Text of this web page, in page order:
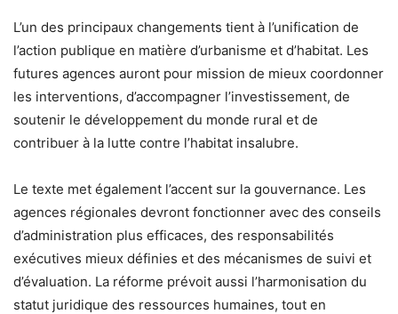
L’un des principaux changements tient à l’unification de
l’action publique en matière d’urbanisme et d’habitat. Les
futures agences auront pour mission de mieux coordonner
les interventions, d’accompagner l’investissement, de
soutenir le développement du monde rural et de
contribuer à la lutte contre l’habitat insalubre.
Le texte met également l’accent sur la gouvernance. Les
agences régionales devront fonctionner avec des conseils
d’administration plus efficaces, des responsabilités
exécutives mieux définies et des mécanismes de suivi et
d’évaluation. La réforme prévoit aussi l’harmonisation du
statut juridique des ressources humaines, tout en